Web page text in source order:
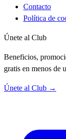
Contacto
Política de
Únete al Club
Beneficios,
gratis en menos de
Únete al Club →